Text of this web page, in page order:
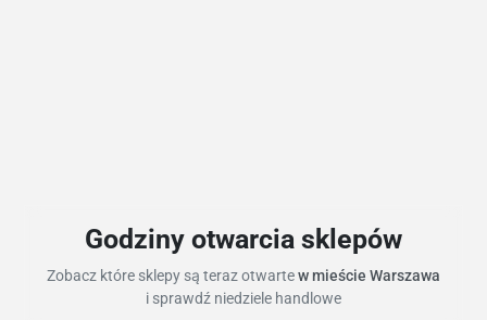
Godziny otwarcia sklepów
Zobacz które sklepy są teraz otwartew mieście Warszawa
i sprawdź niedziele handlowe